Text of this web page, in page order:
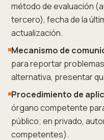
método de evaluación
tercero), fecha de la
actualización.
Mecanismo de
para reportar
alternativa, presentar
Procedimiento de
órgano competente
público; en privado,
competentes).